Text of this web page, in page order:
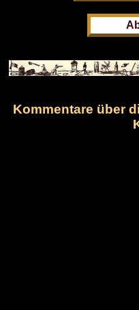
Kommentare über